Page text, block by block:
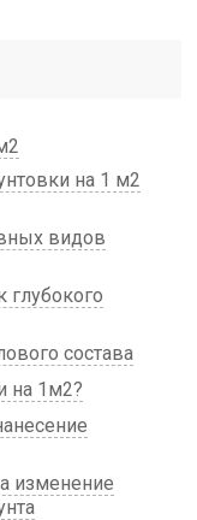
на 1 м2
видов
глубокого
состава
на 1м2?
изменение